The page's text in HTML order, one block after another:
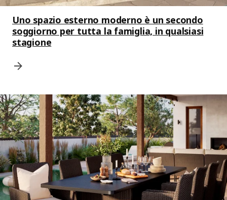
Uno spazio esterno moderno è un secondo
soggiorno per tutta la famiglia, in qualsiasi
stagione